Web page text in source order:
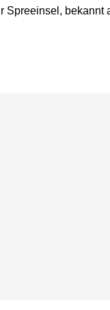
Spreeinsel, bekannt